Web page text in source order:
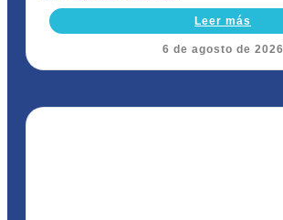
Leer más
6 de agosto de 2026